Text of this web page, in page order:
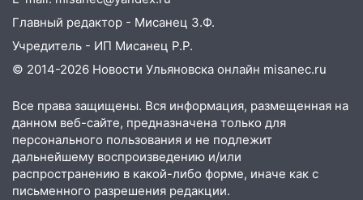
06:00 Как разрушительный ураган,
потопы и падающие деревья
парализовали Ульяновскую область: ЧП
за выходные
05:50 Пять украденных лошадей и
смертельная драка
05:00 Боль, скованность и старение
дисков: как повседневные привычки
незаметно разрушают наш позвоночник
Главный редактор - Мисанец З.Ф.
Учредитель - ИП Мисанец Р.Р.
© 2014-2026 Новости Ульяновска онлайн misanec.ru
Все права защищены. Вся информация, размещенная на
данном веб-сайте, предназначена только для
персонального пользования и не подлежит
дальнейшему воспроизведению и/или
распространению в какой-либо форме, иначе как с
письменного разрешения редакции.